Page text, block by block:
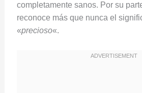
completamente sanos. Por su
reconoce más que nunca el
«precioso«.